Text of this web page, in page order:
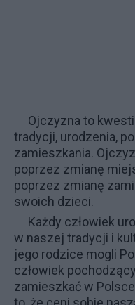
Ojczyzna to
tradycji, urodzenia,
zamieszkania.
poprzez zmianę
poprzez zmianę
swoich dzieci.
Każdy człowiek
w naszej tradycji i
jego rodzice mogli
człowiek
zamieszkać w